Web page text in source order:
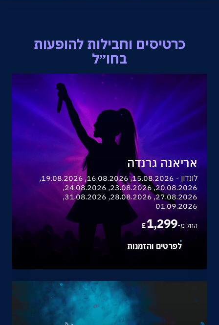
כרטיסים וחבילות להופעות
בחו״ל
אריאנה גרנדה
לונדון - 15.08.2026, 16.08.2026, 19.08.2026,
20.08.2026, 23.08.2026, 24.08.2026,
27.08.2026, 28.08.2026, 31.08.2026,
01.09.2026
החל מ-1,299
£
לפרטים והזמנות